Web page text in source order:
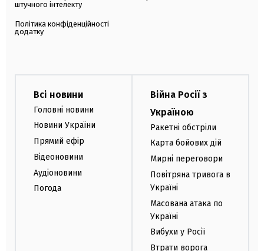
штучного інтелекту
Політика конфіденційності
додатку
Всі новини
Головні новини
Новини України
Прямий ефір
Відеоновини
Аудіоновини
Погода
Війна Росії з
Україною
Ракетні обстріли
Карта бойових дій
Мирні переговори
Повітряна тривога в
Україні
Масована атака по
Україні
Вибухи у Росії
Втрати ворога